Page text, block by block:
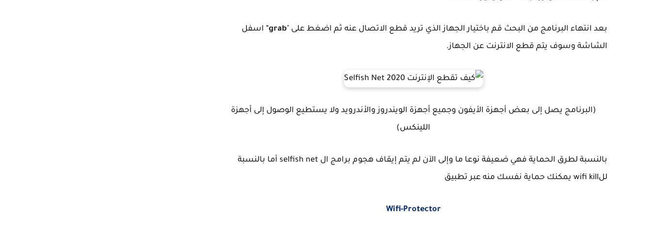
بعد انتهاء البرنامج من البحث قم باختيار الجهاز الذي تريد قطع الاتصال عنه ثم اضغط على "grab"
اسفل
الشاشة وسوف يتم قطع الانترنت عن الجهاز.
(البرنامج يصل إلى بعض أجهزة الأيفون وجميع أجهزة الويندروز والأندرويد ولا يستطيع الوصول إلى أجهزة
اللينكس)
بالنسبة لطرق الحماية فهي ضعيفة نوعا ما وإلى الآن لم يتم إيقاف هجوم برامج ال selfish net أما بالنسبة
للwifi kill يمكنك حماية نفسك منه عبر تطبيق
Wifi-Protector